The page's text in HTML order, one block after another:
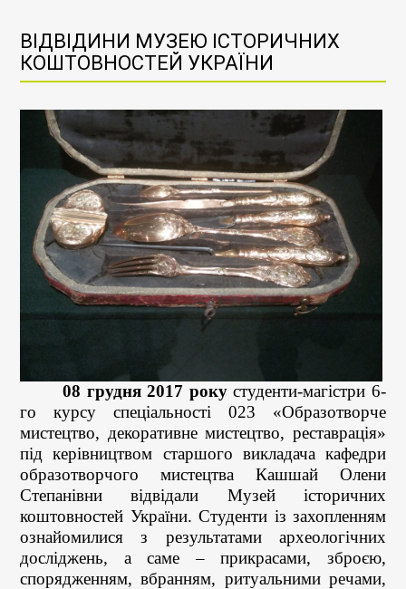
ВІДВІДИНИ МУЗЕЮ ІСТОРИЧНИХ
КОШТОВНОСТЕЙ УКРАЇНИ
08 грудня 2017 рокустуденти-магістри 6-
го курсу спеціальності 023 «Образотворче
мистецтво, декоративне мистецтво, реставрація»
під керівництвом старшого викладача кафедри
образотворчого мистецтва Кашшай Олени
Степанівни відвідали Музей історичних
коштовностей України. Студенти із захопленням
ознайомилися з результатами археологічних
досліджень, а саме – прикрасами, зброєю,
спорядженням, вбранням, ритуальними речами,